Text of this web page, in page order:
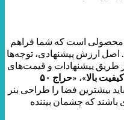
محصولی است که شما فراهم
اصل ارزش پیشنهادی، توجه‌ها
طریق پیشنهادات و قیمت‌های
کیفیت بالا»، «
حراج ۵۰
بیشترین فضا را طراحی بنر
باشند که چشمان بیننده